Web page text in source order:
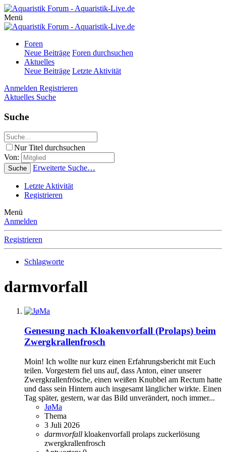
Menü
Foren
Neue Beiträge Foren durchsuchen
Aktuelles
Neue Beiträge Letzte Aktivität
Anmelden Registrieren
Aktuelles Suche
Suche
Nur Titel durchsuchen
Von:
Suche Erweiterte Suche…
Letzte Aktivität
Registrieren
Menü
Anmelden
Registrieren
Schlagworte
darmvorfall
Genesung nach Kloakenvorfall (Prolaps) beim
Zwergkrallenfrosch
Moin! Ich wollte nur kurz einen Erfahrungsbericht mit Euch
teilen. Vorgestern fiel uns auf, dass Anton, einer unserer
Zwergkrallenfrösche, einen weißen Knubbel am Rectum hatte
und dass sein Hintern auch insgesamt länglicher wirkte. Einen
Tag später, gestern, war das Bild unverändert, noch immer...
JøMa
Thema
3 Juli 2026
darmvorfall kloakenvorfall prolaps zuckerlösung
zwergkrallenfrosch